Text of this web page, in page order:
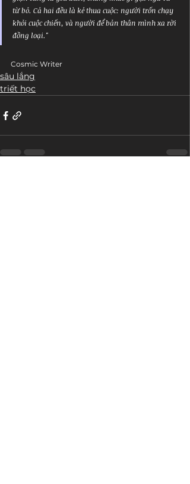
từ bỏ. Cả hai đều là kẻ thua cuộc: người trốn chạy
khỏi cuộc chiến, và người để bản thân mình xa rời
đồng loại."
Cosmic Writer
sâu lắng
triết học